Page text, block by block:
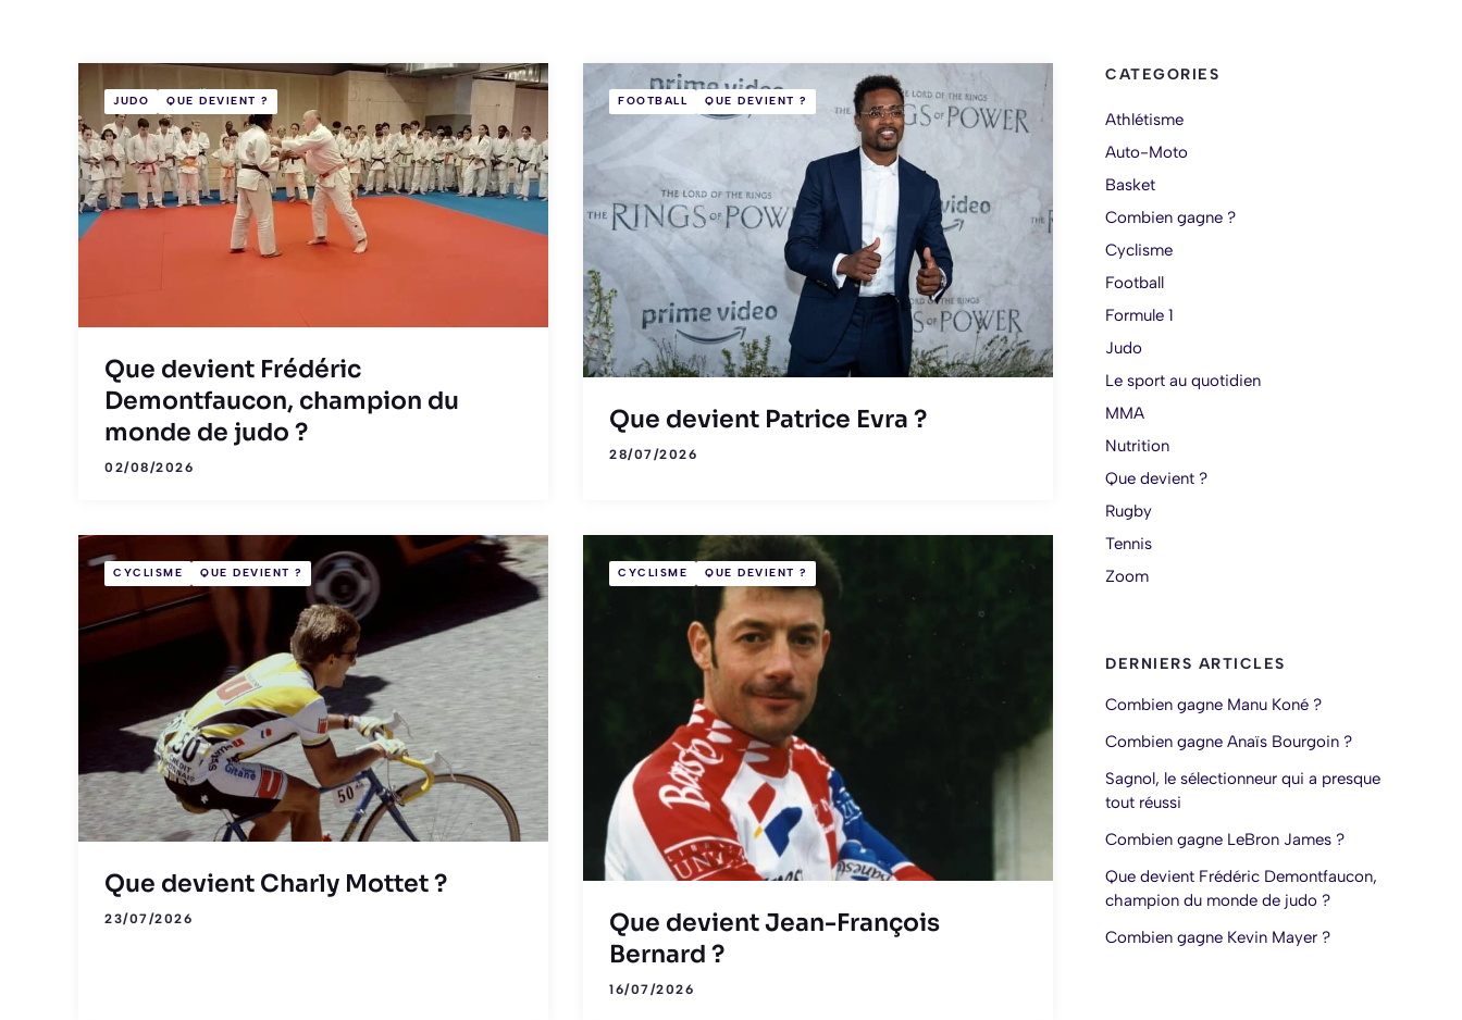
JUDO QUE DEVIENT ?
Que devient Frédéric
Demontfaucon, champion du
monde de judo ?
02/08/2026
FOOTBALL QUE DEVIENT ?
Que devient Patrice Evra ?
28/07/2026
CYCLISME QUE DEVIENT ?
Que devient Charly Mottet ?
23/07/2026
CYCLISME QUE DEVIENT ?
Que devient Jean-François
Bernard ?
16/07/2026
CATEGORIES
Athlétisme
Auto-Moto
Basket
Combien gagne ?
Cyclisme
Football
Formule 1
Judo
Le sport au quotidien
MMA
Nutrition
Que devient ?
Rugby
Tennis
Zoom
DERNIERS ARTICLES
Combien gagne Manu Koné ?
Combien gagne Anaïs Bourgoin ?
Sagnol, le sélectionneur qui a presque
tout réussi
Combien gagne LeBron James ?
Que devient Frédéric Demontfaucon,
champion du monde de judo ?
Combien gagne Kevin Mayer ?